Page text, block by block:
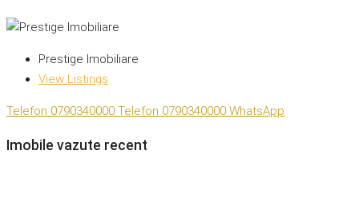
Prestige Imobiliare
View Listings
Telefon 0790340000 Telefon 0790340000 WhatsApp
Imobile vazute recent